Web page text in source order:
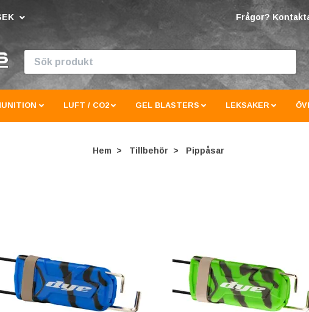
Frågor?
LUFT / CO2 GEL BLASTERS LEKSAKER
Hem Tillbehör Pippåsar